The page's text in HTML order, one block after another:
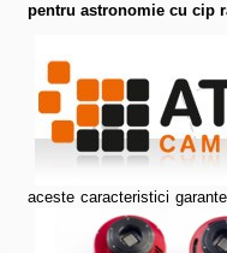
pentru astronomie cu cip
aceste caracteristici